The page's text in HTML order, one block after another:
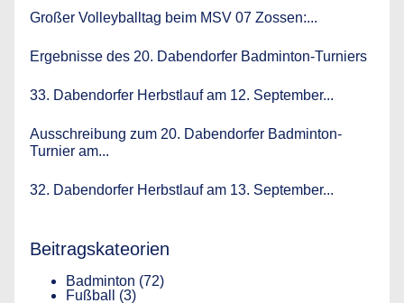
Großer Volleyballtag beim MSV 07 Zossen:...
Ergebnisse des 20. Dabendorfer Badminton-Turniers
33. Dabendorfer Herbstlauf am 12. September...
Ausschreibung zum 20. Dabendorfer Badminton-
Turnier am...
32. Dabendorfer Herbstlauf am 13. September...
Beitragskateorien
Badminton (72)
Fußball
(3)